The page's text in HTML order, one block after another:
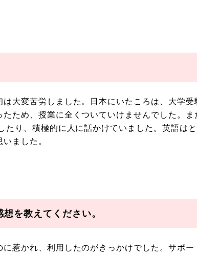
大変苦労しました。日本にいたころは、大学
ため、授業に全くついていけませんでした。
り、積極的に人に話かけていました。英語は
ました。
を教えてください。
惹かれ、利用したのがきっかけでした。サポ